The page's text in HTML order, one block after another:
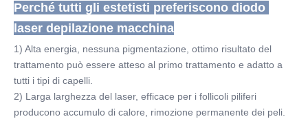
Perché tutti gli estetisti preferiscono diodo
laser depilazione macchina
1) Alta energia, nessuna pigmentazione, ottimo risultato del
trattamento può essere atteso al primo trattamento e adatto a
tutti i tipi di capelli.
2) Larga larghezza del laser, efficace per i follicoli piliferi
producono accumulo di calore, rimozione permanente dei peli.